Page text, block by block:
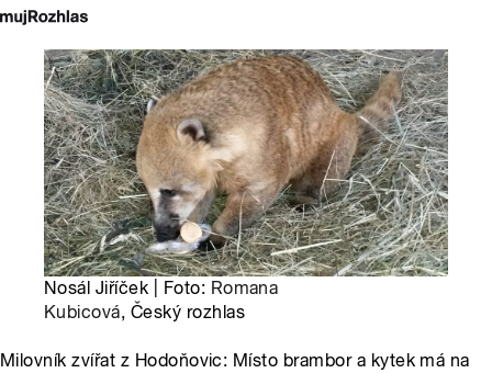
Nosál Jiříček | Foto: Romana
Kubicová, Český rozhlas
Milovník zvířat z Hodoňovic: Místo brambor a kytek má na